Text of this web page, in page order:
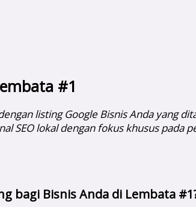
#1
listing Google Bisnis Anda yang
SEO lokal dengan fokus khusus pada
bagi Bisnis Anda di Lembata